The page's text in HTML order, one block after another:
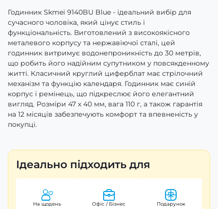
Годинник Skmei 9140BU Blue - ідеальний вибір для
сучасного чоловіка, який цінує стиль і
функціональність. Виготовлений з високоякісного
металевого корпусу та нержавіючої сталі, цей
годинник витримує водонепроникність до 30 метрів,
що робить його надійним супутником у повсякденному
житті. Класичний круглий циферблат має стрілочний
механізм та функцію календаря. Годинник має синій
корпус і ремінець, що підкреслює його елегантний
вигляд. Розміри 47 х 40 мм, вага 110 г, а також гарантія
на 12 місяців забезпечують комфорт та впевненість у
покупці.
Ідеально підходить для
На щодень Офіс / Бізнес Подарунок